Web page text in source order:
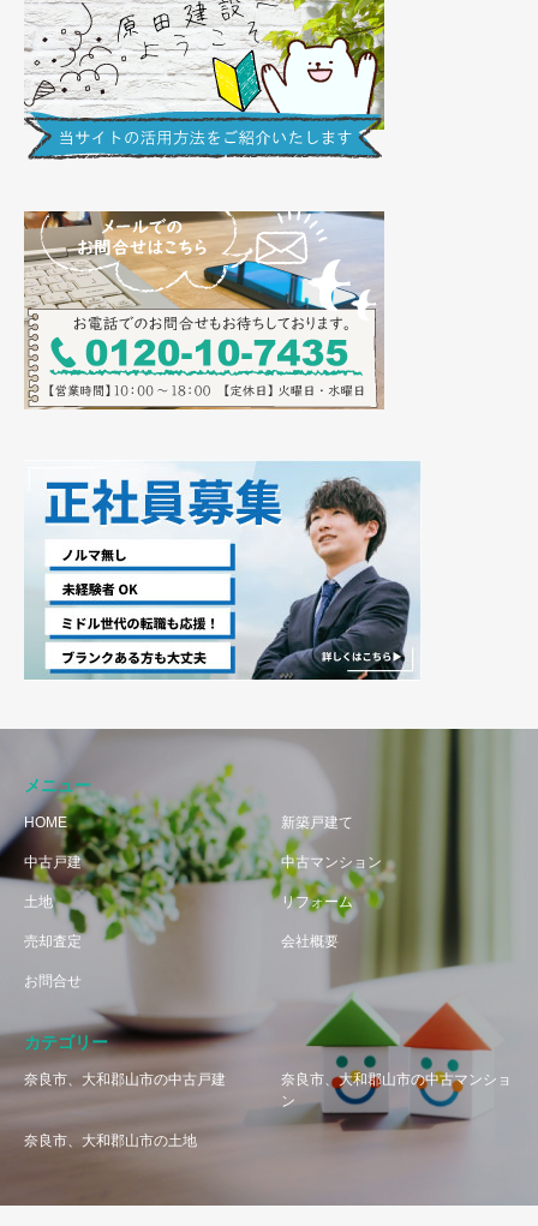
メニュー
HOME 新築戸建て
中古戸建 中古マンション
土地 リフォーム
売却査定 会社概要
お問合せ
カテゴリー
奈良市、大和郡山市の中古戸建
奈良市、大和郡山市の中古マンショ
ン
奈良市、大和郡山市の土地